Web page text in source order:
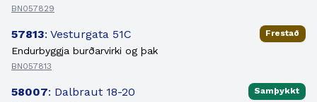
BN057829
57813: Vesturgata 51C
Endurbyggja burðarvirki og þak
BN057813
Frestað
58007: Dalbraut 18-20 Samþykkt